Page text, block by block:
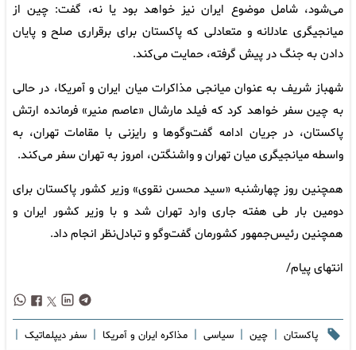
می‌شود، شامل موضوع ایران نیز خواهد بود یا نه، گفت: چین از
میانجیگری عادلانه و متعادلی که پاکستان برای برقراری صلح و پایان
دادن به جنگ در پیش گرفته، حمایت می‌کند.
شهباز شریف به عنوان میانجی مذاکرات میان ایران و آمریکا، در حالی
به چین سفر خواهد کرد که فیلد مارشال «عاصم منیر» فرمانده ارتش
پاکستان، در جریان ادامه گفت‌وگوها و رایزنی با مقامات تهران، به
واسطه میانجیگری میان تهران و واشنگتن، امروز به تهران سفر می‌کند.
همچنین روز چهارشنبه «سید محسن نقوی» وزیر کشور پاکستان برای
دومین بار طی هفته جاری وارد تهران شد و با وزیر کشور ایران و
همچنین رئیس‌جمهور کشورمان گفت‌وگو و تبادل‌نظر انجام داد.
انتهای پیام/
پاکستان | چین | سیاسی | مذاکره ایران و آمریکا | سفر دیپلماتیک |